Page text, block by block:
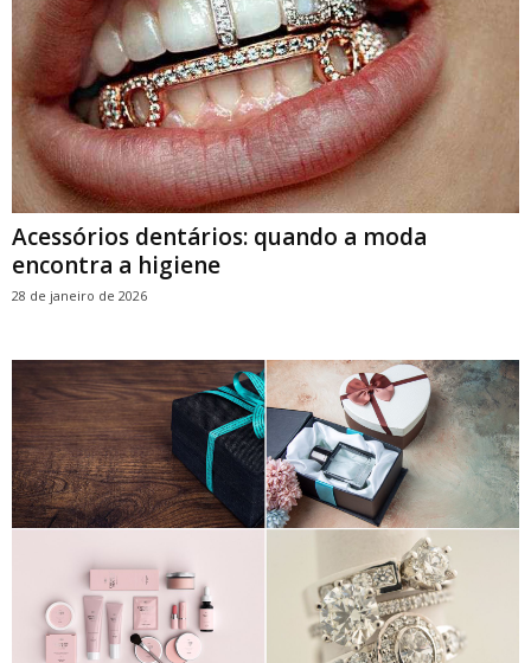
Acessórios dentários: quando a moda
encontra a higiene
28 de janeiro de 2026